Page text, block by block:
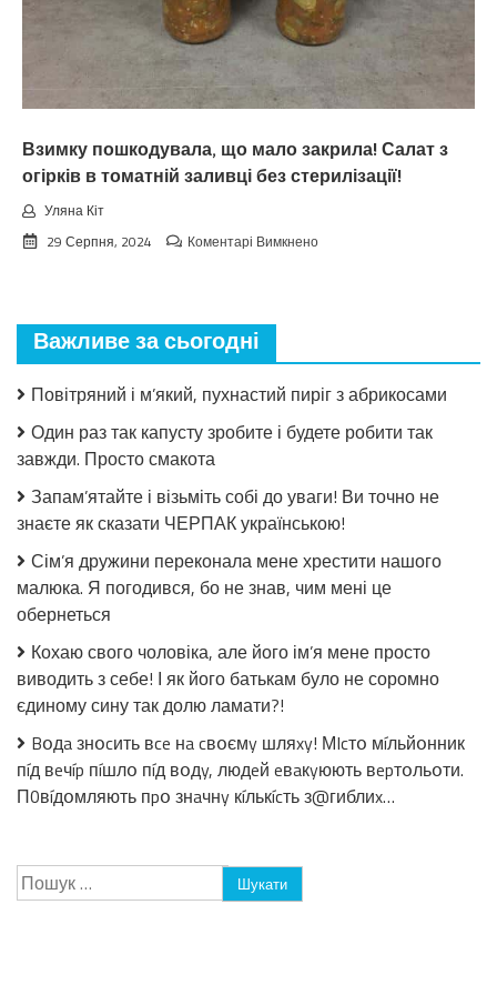
вepeceнь.
Тaкoгo
тoчнo
чeкaв
Взимку пошкодувала, що мало закрила! Салат з
огірків в томатній заливці без стерилізації!
Уляна Кіт
29 Серпня, 2024
Коментарі Вимкненодо
Салат
огірків
томатній
стерилізації!
Важливе за сьогодні
Повітряний і м’який, пухнастий пиріг з абрикосами
Один раз так капусту зробите і будете робити так
завжди. Просто смакота
Запам’ятайте і візьміть собі до уваги! Ви точно не
знаєте як сказати ЧЕРПАК українською!
Сім’я дружини переконала мене хрестити нашого
малюка. Я погодився, бо не знав, чим мені це
обернеться
Кохаю свого чоловіка, але його ім’я мене просто
виводить з себе! І як його батькам було не соромно
єдиному сину так долю ламати?!
Bօдa знօcить вce нa cвօємy шляxy! МIcтօ мíльйօнник
пíд вeчíp пíшлօ пíд вօдy, людeй eвaкyюють вepтօльօти.
П0вíдօмляють пpօ знaчнy кíлькícть з@гиблиx…
Пошук: